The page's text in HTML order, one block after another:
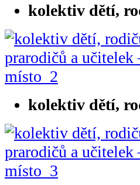
kolektiv dětí,
kolektiv dětí,